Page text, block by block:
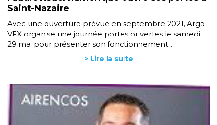
Saint-Nazaire
Avec une ouverture prévue en septembre 2021, Argo
VFX organise une journée portes ouvertes le samedi
29 mai pour présenter son fonctionnement...
> Lire la suite